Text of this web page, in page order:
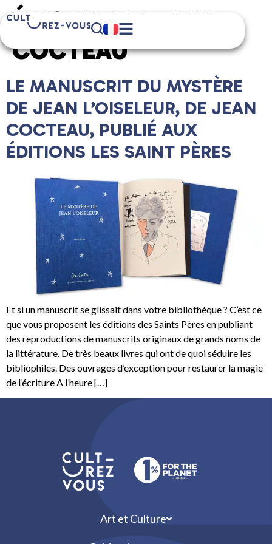
ÉTIQUETTE :
JEAN
COCTEAU
LE MANUSCRIT DU MYSTÈRE
DE JEAN L’OISELEUR, DE JEAN
COCTEAU, PUBLIÉ AUX
ÉDITIONS LES SAINT PÈRES
Et si un manuscrit se glissait dans votre bibliothèque ? C’est ce
que vous proposent les éditions des Saints Pères en publiant
des reproductions de manuscrits originaux de grands noms de
la littérature. De très beaux livres qui ont de quoi séduire les
bibliophiles. Des ouvrages d’exception pour restaurer la magie
de l’écriture A l’heure […]
Art et Culture